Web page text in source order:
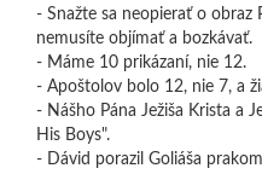
- Snažte sa neopierať o obraz
nemusíte objímať a bozkávať.
- Máme 10 prikázaní, nie 12.
- Apoštolov bolo 12, nie 7, a
- Nášho Pána Ježiša Krista a
His Boys".
- Dávid porazil Goliáša